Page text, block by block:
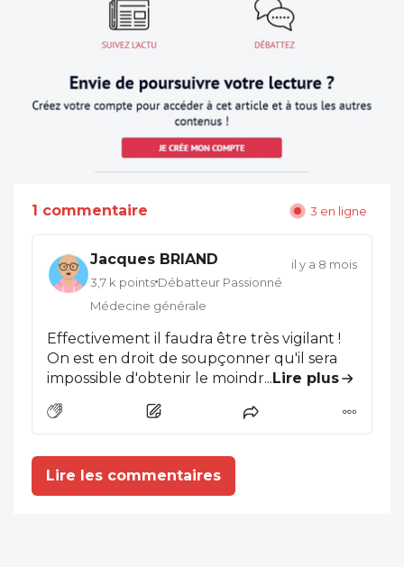
1 commentaire 3 en ligne
Jacques BRIAND
3,7 k points Débatteur Passionné
Médecine générale
il y a 8 mois
Effectivement il faudra être très vigilant !
On est en droit de soupçonner qu'il sera
impossible d'obtenir le moindre
de 2026 et que pdt l'été il sera impossible
de contacter le moindre interlocuteur...il
ne restera plus que 4 mois pour la FMC
rémunérée. Il sera pratiquement
impossible de dépenser une grande partie
... Lire plus
Lire les commentaires